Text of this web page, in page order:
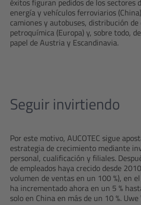
éxitos figuran pedidos de los sectores
energía y vehículos ferroviarios
camiones y autobuses, distribución
petroquímica (Europa) y, sobre todo,
papel de Austria y Escandinavia.
Seguir invirtiendo
Por este motivo, AUCOTEC sigue
estrategia de crecimiento mediante
personal, cualificación y filiales.
de empleados haya crecido desde
volumen de ventas en un 100 %), en el
ha incrementado ahora en un 5 %
solo en China en más de un 10 %.